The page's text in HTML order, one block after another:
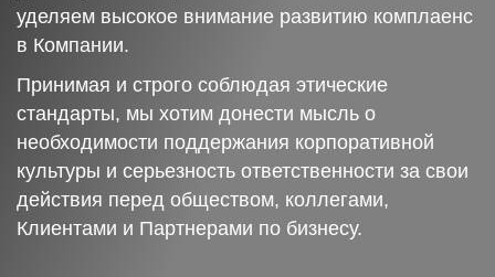
уделяем высокое внимание развитию комплаенс
в Компании.
Принимая и строго соблюдая этические
стандарты, мы хотим донести мысль о
необходимости поддержания корпоративной
культуры и серьезность ответственности за свои
действия перед обществом, коллегами,
Клиентами и Партнерами по бизнесу.